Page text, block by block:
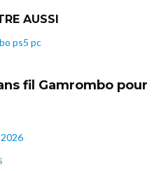
AUSSI
fil Gamrombo pour